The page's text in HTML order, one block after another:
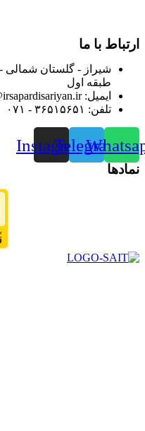
ارتباط با ما
شیراز - گلستان شمالی
طبقه اول
ایمیل: info@irsapardisariyan.ir
تلفن: ۳۶۵۱۵۶۵۱ - ۰۷۱
Telegram
Instagram
نمادها